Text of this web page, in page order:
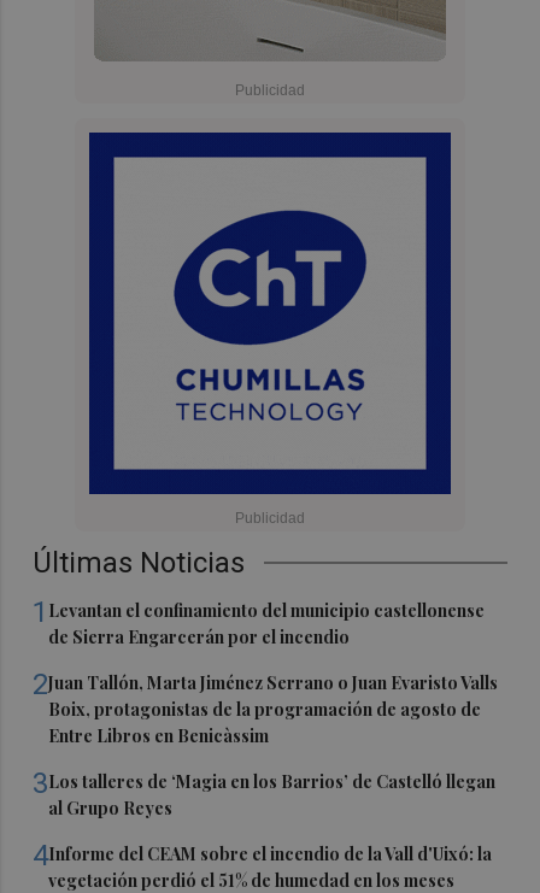
Últimas Noticias
1 Levantan el confinamiento del municipio castellonense
de Sierra Engarcerán por el incendio
2Juan Tallón, Marta Jiménez Serrano o Juan Evaristo Valls
Boix, protagonistas de la programación de agosto de
Entre Libros en Benicàssim
3Los talleres de ‘Magia en los Barrios’ de Castelló llegan
al Grupo Reyes
4Informe del CEAM sobre el incendio de la Vall d'Uixó: la
vegetación perdió el 51% de humedad en los meses